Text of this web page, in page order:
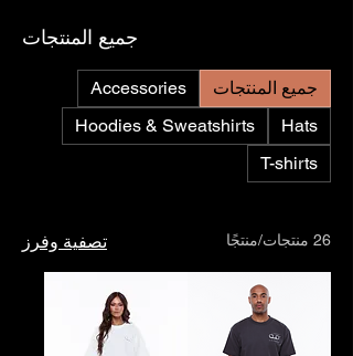
جميع المنتجات
جميع المنتجات
Accessories
Hats
Hoodies & Sweatshirts
T-shirts
26 منتجات/منتجًا تصفية وفرز